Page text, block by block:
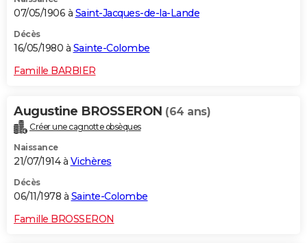
07/05/1906 à Saint-Jacques-de-la-Lande
Décès
16/05/1980 à Sainte-Colombe
Famille BARBIER
Augustine BROSSERON (64 ans)
Créer une cagnotte obsèques
Naissance
21/07/1914 à Vichères
Décès
06/11/1978 à Sainte-Colombe
Famille BROSSERON